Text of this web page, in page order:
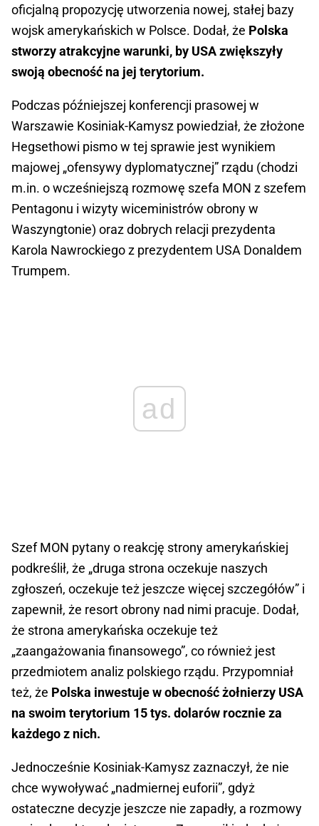
— Biuro Bezpieczeństwa Narodowego
(@BBN_PL)June 3, 2026
oficjalną propozycję utworzenia nowej, stałej bazy
wojsk amerykańskich w Polsce. Dodał, że Polska
stworzy atrakcyjne warunki, by USA zwiększyły
swoją obecność na jej terytorium.
Podczas późniejszej konferencji prasowej w
Warszawie Kosiniak-Kamysz powiedział, że złożone
Hegsethowi pismo w tej sprawie jest wynikiem
majowej „ofensywy dyplomatycznej” rządu (chodzi
m.in. o wcześniejszą rozmowę szefa MON z szefem
Pentagonu i wizyty wiceministrów obrony w
Waszyngtonie) oraz dobrych relacji prezydenta
Karola Nawrockiego z prezydentem USA Donaldem
Trumpem.
ad
Szef MON pytany o reakcję strony amerykańskiej
podkreślił, że „druga strona oczekuje naszych
zgłoszeń, oczekuje też jeszcze więcej szczegółów” i
zapewnił, że resort obrony nad nimi pracuje. Dodał,
że strona amerykańska oczekuje też
„zaangażowania finansowego”, co również jest
przedmiotem analiz polskiego rządu. Przypomniał
też, że Polska inwestuje w obecność żołnierzy USA
na swoim terytorium 15 tys. dolarów rocznie za
każdego z nich.
Jednocześnie Kosiniak-Kamysz zaznaczył, że nie
chce wywoływać „nadmiernej euforii”, gdyż
ostateczne decyzje jeszcze nie zapadły, a rozmowy